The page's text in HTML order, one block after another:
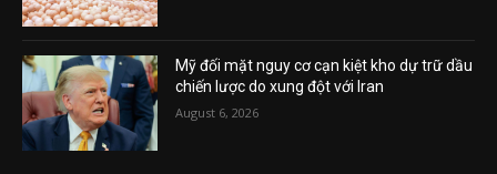
Mỹ đối mặt nguy cơ cạn kiệt kho dự trữ dầu
chiến lược do xung đột với Iran
August 6, 2026